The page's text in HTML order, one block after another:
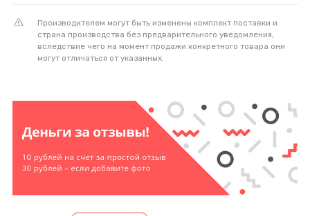
Производителем могут быть изменены комплект поставки и
страна производства без предварительного уведомления,
вследствие чего на момент продажи конкретного товара они
могут отличаться от указанных.